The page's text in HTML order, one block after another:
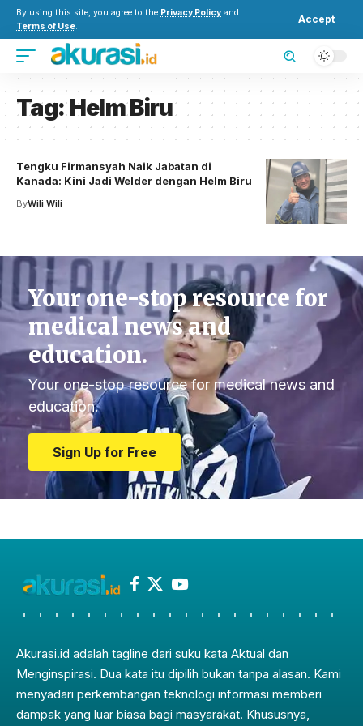
By using this site, you agree to the Privacy Policy and
Terms of Use.
Accept
Tag:Helm Biru
Tengku Firmansyah Naik Jabatan di
Kanada: Kini Jadi Welder dengan Helm Biru
ByWili Wili
Your one-stop resource for
medical news and
education.
Your one-stop resource for medical news and
education.
Sign Up for Free
Akurasi.id adalah tagline dari suku kata Aktual dan
Menginspirasi. Dua kata itu dipilih bukan tanpa alasan. Kami
menyadari perkembangan teknologi informasi memberi
dampak yang luar biasa bagi masyarakat. Khususnya,